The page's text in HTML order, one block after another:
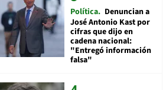
Política Denuncian a
José Antonio Kast por
cifras que dijo en
cadena nacional:
"Entregó información
falsa"